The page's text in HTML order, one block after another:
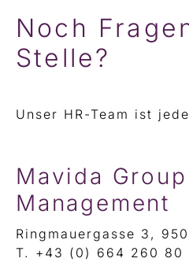
Noch
Stelle?
Unser HR-Team ist
Mavida Group
Management
Ringmauergasse 3,
T. +43 (0) 664 260 80